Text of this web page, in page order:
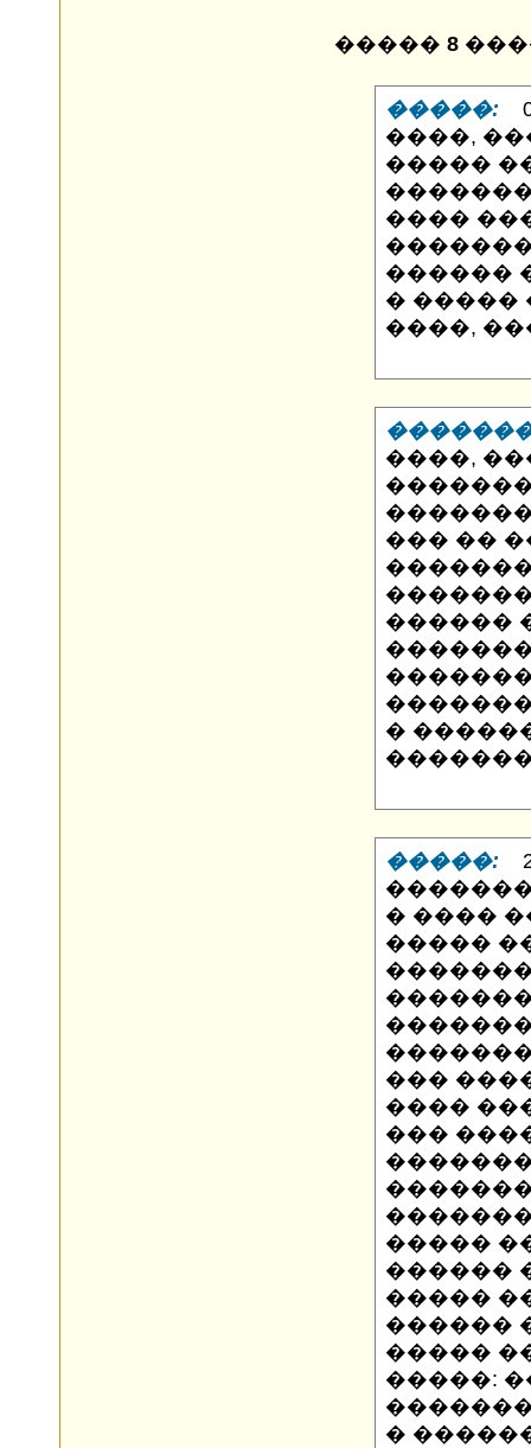
����� 8
�����:
����,
�����
����
������
� �����
����,
����,
��� ��
������
�
�����:
� ����
�����
���
����
���
�����
������
�����
������
�����
�����:
�������
�